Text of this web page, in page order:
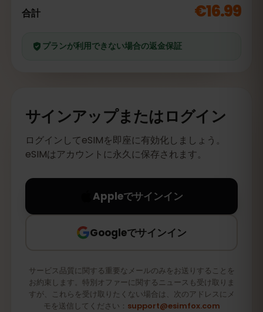
合計 €16.99
プランが利用できない場合の返金保証
サインアップまたはログイン
ログインしてeSIMを即座に有効化しましょう。
eSIMはアカウントに永久に保存されます。
Appleでサインイン
Googleでサインイン
サービス品質に関する重要なメールのみをお送りすることを
お約束します。特別オファーに関するニュースも受け取りま
すが、これらを受け取りたくない場合は、次のアドレスにメ
モを送信してください： support@esimfox.com